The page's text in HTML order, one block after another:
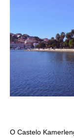
O Castelo